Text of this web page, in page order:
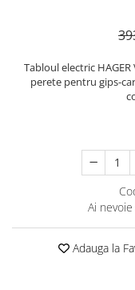
Becuri LED Decor
Becuri LED Smart
Becuri LED cu filament
Corpuri de emergenta
Tabloul electric
perete pentru gips-
Ai
Adauga la